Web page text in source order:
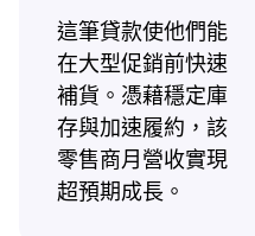
這筆貸款使他們能
在大型促銷前快速
補貨。憑藉穩定庫
存與加速履約，該
零售商月營收實現
超預期成長。